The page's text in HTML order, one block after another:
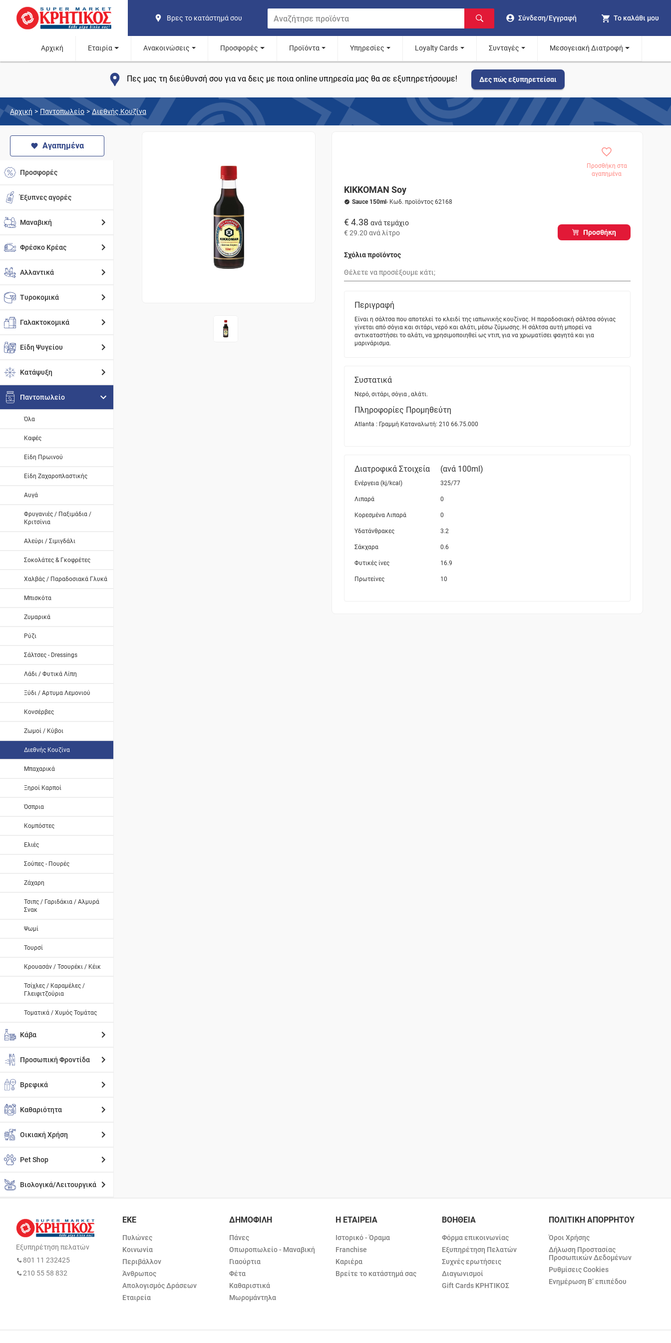
Βρες το κατάστημά σου Σύνδεση/Εγγραφή Το καλάθι μου
Αρχική Εταιρία Ανακοινώσεις Προσφορές Προϊόντα Υπηρεσίες Loyalty Cards Συνταγές Μεσογειακή Διατροφή
Πες μας τη διεύθυνσή σου για να δεις με ποια online υπηρεσία μας θα σε εξυπηρετήσουμε! Δες πώς εξυπηρετείσαι
Αρχική > Παντοπωλείο > Διεθνής Κουζίνα
Αγαπημένα
Προσφορές
Έξυπνες αγορές
Μαναβική
Φρέσκο Κρέας
Αλλαντικά
Τυροκομικά
Γαλακτοκομικά
Είδη Ψυγείου
Κατάψυξη
Παντοπωλείο
Όλα
Καφές
Είδη Πρωινού
Είδη Ζαχαροπλαστικής
Αυγά
Φρυγανιές / Παξιμάδια /
Κριτσίνια
Αλεύρι / Σιμιγδάλι
Σοκολάτες & Γκοφρέτες
Χαλβάς / Παραδοσιακά Γλυκά
Μπισκότα
Ζυμαρικά
Ρύζι
Σάλτσες - Dressings
Λάδι / Φυτικά Λίπη
Ξύδι / Αρτυμα Λεμονιού
Κονσέρβες
Ζωμοί / Κύβοι
Διεθνής Κουζίνα
Μπαχαρικά
Ξηροί Καρποί
Όσπρια
Κομπόστες
Ελιές
Σούπες - Πουρές
Ζάχαρη
Τσιπς / Γαριδάκια / Αλμυρά
Σνακ
Ψωμί
Τουρσί
Κρουασάν / Τσουρέκι / Κέικ
Τσίχλες / Καραμέλες /
Γλειφιτζούρια
Τοματικά / Χυμός Τομάτας
Κάβα
Προσωπική Φροντίδα
Βρεφικά
Καθαριότητα
Οικιακή Χρήση
Pet Shop
Βιολογικά/Λειτουργικά
Προσθήκη στα
αγαπημένα
KIKKOMAN Soy
Sauce 150ml - Κωδ. προϊόντος 62168
€ 4.38 ανά τεμάχιο
€ 29.20 ανά λίτρο Προσθήκη
Σχόλια προϊόντος
Περιγραφή
Είναι η σάλτσα που αποτελεί το κλειδί της ιαπωνικής κουζίνας. Η παραδοσιακή σάλτσα σόγιας
γίνεται από σόγια και σιτάρι, νερό και αλάτι, μέσω ζύμωσης. Η σάλτσα αυτή μπορεί να
αντικαταστήσει το αλάτι, να χρησιμοποιηθεί ως ντιπ, για να χρωματίσει φαγητά και για
μαρινάρισμα.
Συστατικά
Νερό, σιτάρι, σόγια , αλάτι.
Πληροφορίες Προμηθεύτη
Atlanta : Γραμμή Καταναλωτή: 210 66.75.000
Διατροφικά Στοιχεία (ανά 100ml)
Ενέργεια (kj/kcal) 325/77
Λιπαρά 0
Κορεσμένα Λιπαρά 0
Υδατάνθρακες 3.2
Σάκχαρα 0.6
Φυτικές ίνες 16.9
Πρωτείνες 10
Εξυπηρέτηση πελατών
801 11 232425
210 55 58 832
ΕΚΕ
Πυλώνες
Κοινωνία
Περιβάλλον
Άνθρωπος
Απολογισμός Δράσεων
Εταιρεία
ΔΗΜΟΦΙΛΗ
Πάνες
Οπωροπωλείο - Μαναβική
Γιαούρτια
Φέτα
Καθαριστικά
Μωρομάντηλα
Η ΕΤΑΙΡΕΙΑ
Ιστορικό - Όραμα
Franchise
Καριέρα
Βρείτε το κατάστημά σας
ΒΟΗΘΕΙΑ
Φόρμα επικοινωνίας
Εξυπηρέτηση Πελατών
Συχνές ερωτήσεις
Διαγωνισμοί
Gift Cards ΚΡΗΤΙΚΟΣ
ΠΟΛΙΤΙΚΗ ΑΠΟΡΡΗΤΟΥ
Όροι Χρήσης
Δήλωση Προστασίας
Προσωπικών Δεδομένων
Ρυθμίσεις Cookies
Ενημέρωση Β’ επιπέδου